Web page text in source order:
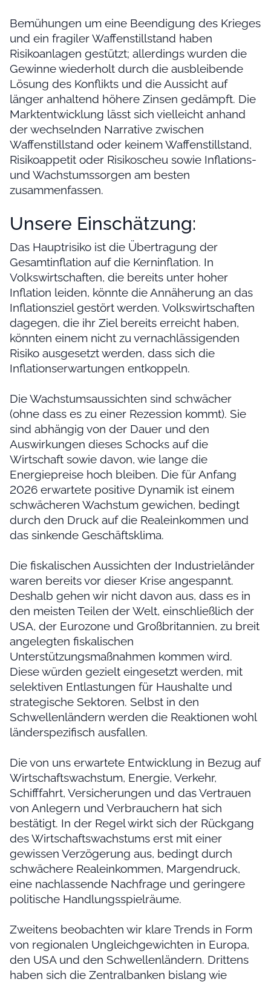
Bemühungen um eine Beendigung des Krieges
und ein fragiler Waffenstillstand haben
Risikoanlagen gestützt; allerdings wurden die
Gewinne wiederholt durch die ausbleibende
Lösung des Konflikts und die Aussicht auf
länger anhaltend höhere Zinsen gedämpft. Die
Marktentwicklung lässt sich vielleicht anhand
der wechselnden Narrative zwischen
Waffenstillstand oder keinem Waffenstillstand,
Risikoappetit oder Risikoscheu sowie Inflations-
und Wachstumssorgen am besten
zusammenfassen.
Unsere Einschätzung:
Das Hauptrisiko ist die Übertragung der
Gesamtinflation auf die Kerninflation. In
Volkswirtschaften, die bereits unter hoher
Inflation leiden, könnte die Annäherung an das
Inflationsziel gestört werden. Volkswirtschaften
dagegen, die ihr Ziel bereits erreicht haben,
könnten einem nicht zu vernachlässigenden
Risiko ausgesetzt werden, dass sich die
Inflationserwartungen entkoppeln.
Die Wachstumsaussichten sind schwächer
(ohne dass es zu einer Rezession kommt). Sie
sind abhängig von der Dauer und den
Auswirkungen dieses Schocks auf die
Wirtschaft sowie davon, wie lange die
Energiepreise hoch bleiben. Die für Anfang
2026 erwartete positive Dynamik ist einem
schwächeren Wachstum gewichen, bedingt
durch den Druck auf die Realeinkommen und
das sinkende Geschäftsklima.
Die fiskalischen Aussichten der Industrieländer
waren bereits vor dieser Krise angespannt.
Deshalb gehen wir nicht davon aus, dass es in
den meisten Teilen der Welt, einschließlich der
USA, der Eurozone und Großbritannien, zu breit
angelegten fiskalischen
Unterstützungsmaßnahmen kommen wird.
Diese würden gezielt eingesetzt werden, mit
selektiven Entlastungen für Haushalte und
strategische Sektoren. Selbst in den
Schwellenländern werden die Reaktionen wohl
länderspezifisch ausfallen.
Die von uns erwartete Entwicklung in Bezug auf
Wirtschaftswachstum, Energie, Verkehr,
Schifffahrt, Versicherungen und das Vertrauen
von Anlegern und Verbrauchern hat sich
bestätigt. In der Regel wirkt sich der Rückgang
des Wirtschaftswachstums erst mit einer
gewissen Verzögerung aus, bedingt durch
schwächere Realeinkommen, Margendruck,
eine nachlassende Nachfrage und geringere
politische Handlungsspielräume.
Zweitens beobachten wir klare Trends in Form
von regionalen Ungleichgewichten in Europa,
den USA und den Schwellenländern. Drittens
haben sich die Zentralbanken bislang wie